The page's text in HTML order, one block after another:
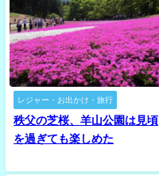
レジャー・お出かけ・旅行
秩父の芝桜、羊山公園は見頃
を過ぎても楽しめた